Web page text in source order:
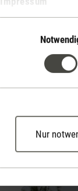
Nur
Duft in der
Natürliche
aus der
sondern
Ruhe. Am
eignet sich